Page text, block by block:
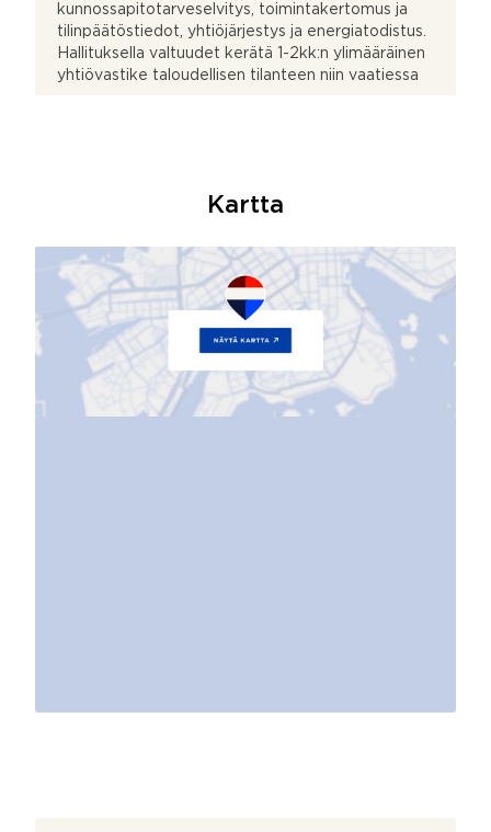
kunnossapitotarveselvitys, toimintakertomus ja
tilinpäätöstiedot, yhtiöjärjestys ja energiatodistus.
Hallituksella valtuudet kerätä 1-2kk:n ylimääräinen
yhtiövastike taloudellisen tilanteen niin vaatiessa
Kartta